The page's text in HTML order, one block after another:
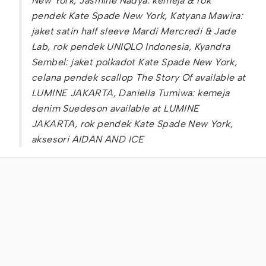
pendek Kate Spade New York, Katyana Mawira:
jaket satin half sleeve Mardi Mercredi & Jade
Lab, rok pendek UNIQLO Indonesia, Kyandra
Sembel: jaket polkadot Kate Spade New York,
celana pendek scallop The Story Of available at
LUMINE JAKARTA, Daniella Tumiwa: kemeja
denim Suedeson available at LUMINE
JAKARTA, rok pendek Kate Spade New York,
aksesori AIDAN AND ICE